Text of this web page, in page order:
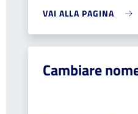
VAI ALLA PAGINA
Cambiare